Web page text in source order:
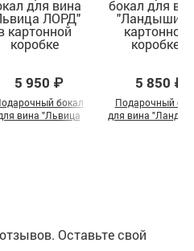
5 950 ₽
бокал
вина "Львица
5 850 ₽
Подарочный
для вина
Оставьте свой